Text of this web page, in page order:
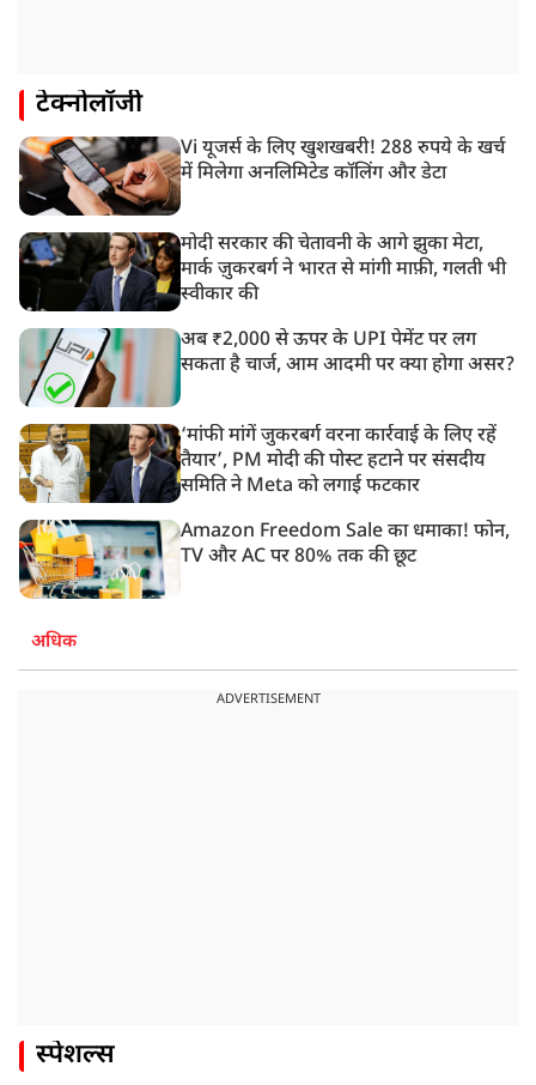
टेक्नोलॉजी
Vi यूजर्स के लिए खुशखबरी! 288 रुपये के खर्च
में मिलेगा अनलिमिटेड कॉलिंग और डेटा
मोदी सरकार की चेतावनी के आगे झुका मेटा,
मार्क ज़ुकरबर्ग ने भारत से मांगी माफ़ी, गलती भी
स्वीकार की
अब ₹2,000 से ऊपर के UPI पेमेंट पर लग
सकता है चार्ज, आम आदमी पर क्या होगा असर?
‘मांफी मांगें जुकरबर्ग वरना कार्रवाई के लिए रहें
तैयार’, PM मोदी की पोस्ट हटाने पर संसदीय
समिति ने Meta को लगाई फटकार
Amazon Freedom Sale का धमाका! फोन,
TV और AC पर 80% तक की छूट
अधिक
ADVERTISEMENT
स्पेशल्स